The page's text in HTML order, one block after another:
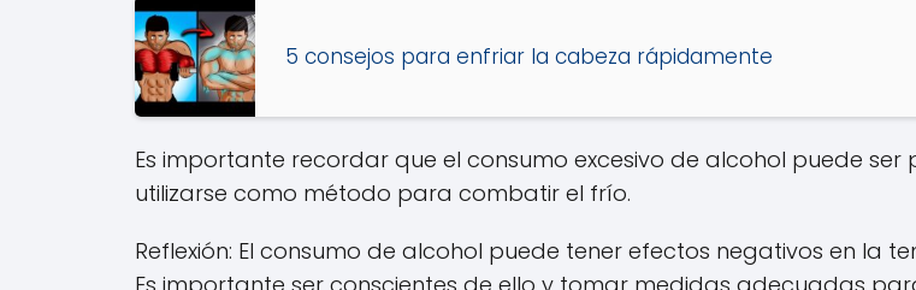
5 consejos para enfriar la cabeza rápidamente
Es importante recordar que el consumo excesivo de alcohol puede
utilizarse como método para combatir el frío.
Reflexión: El consumo de alcohol puede tener efectos negativos en la